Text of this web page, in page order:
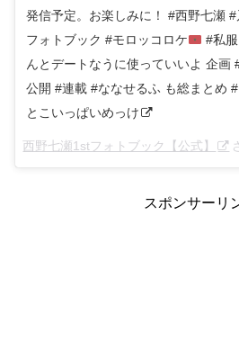
発信予定。お楽しみに！ #西野七瀬
フォトブック #モロッコロケ
#私
んとデートなうに使っていいよ 企画
公開 #連載 #ななせるふ も総まとめ
とこいっぱいめっけ
西野七瀬1stフォトブック【公式】
スポンサーリ